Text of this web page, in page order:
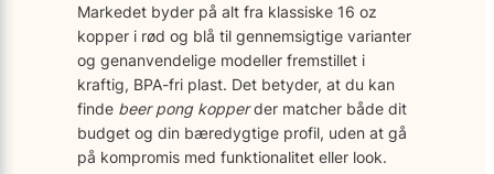
Markedet byder på alt fra klassiske 16 oz
kopper i rød og blå til gennemsigtige varianter
og genanvendelige modeller fremstillet i
kraftig, BPA-fri plast. Det betyder, at du kan
finde beer pong kopperder matcher både dit
budget og din bæredygtige profil, uden at gå
på kompromis med funktionalitet eller look.